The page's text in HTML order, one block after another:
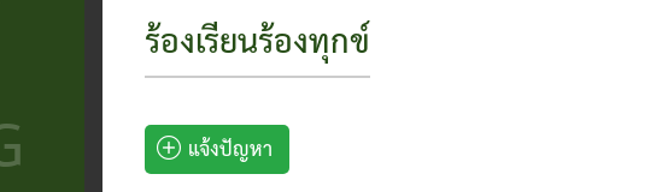
ร้องเรียนร้องทุกข์
แจ้งปัญหา